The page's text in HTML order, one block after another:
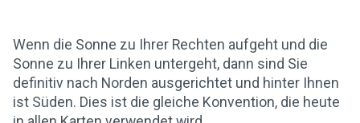
Wenn die Sonne zu Ihrer Rechten aufgeht und die
Sonne zu Ihrer Linken untergeht, dann sind Sie
definitiv nach Norden ausgerichtet und hinter Ihnen
ist Süden. Dies ist die gleiche Konvention, die heute